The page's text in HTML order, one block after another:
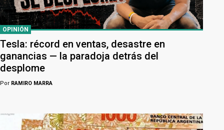
OPINIÓN
Tesla: récord en ventas, desastre en
ganancias — la paradoja detrás del
desplome
Por RAMIRO MARRA